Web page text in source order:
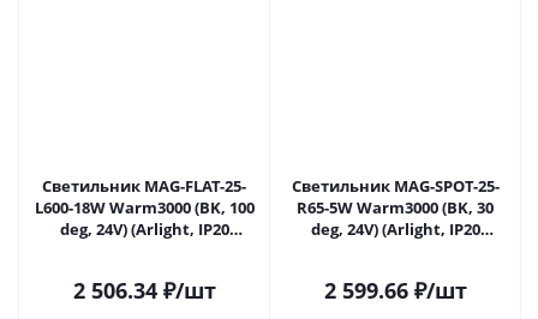
Светильник MAG-FLAT-25-
L600-18W Warm3000 (BK, 100
deg, 24V) (Arlight, IP20
2 506.34₽/шт
Светильник MAG-SPOT-25-
R65-5W Warm3000 (BK, 30
deg, 24V) (Arlight, IP20
2 599.66₽/шт